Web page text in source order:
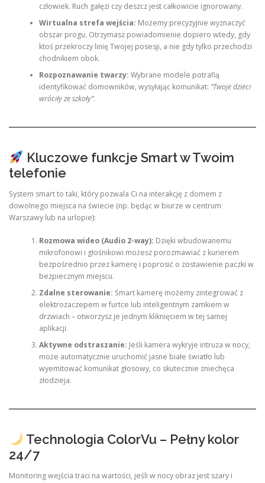
człowiek. Ruch gałęzi czy deszcz jest całkowicie ignorowany.
Wirtualna strefa wejścia: Możemy precyzyjnie wyznaczyć
obszar progu. Otrzymasz powiadomienie dopiero wtedy, gdy
ktoś przekroczy linię Twojej posesji, a nie gdy tylko przechodzi
chodnikiem obok.
Rozpoznawanie twarzy: Wybrane modele potrafią
identyfikować domowników, wysyłając komunikat: “Twoje dzieci
wróciły ze szkoły”.
Kluczowe funkcje Smart w Twoim
telefonie
System smart to taki, który pozwala Ci na interakcję z domem z
dowolnego miejsca na świecie (np. będąc w biurze w centrum
Warszawy lub na urlopie):
Rozmowa wideo (Audio 2-way): Dzięki wbudowanemu
mikrofonowi i głośnikowi możesz porozmawiać z kurierem
bezpośrednio przez kamerę i poprosić o zostawienie paczki w
bezpiecznym miejscu.
Zdalne sterowanie: Smart kamerę możemy zintegrować z
elektrozaczepem w furtce lub inteligentnym zamkiem w
drzwiach – otworzysz je jednym kliknięciem w tej samej
aplikacji.
Aktywne odstraszanie: Jeśli kamera wykryje intruza w nocy,
może automatycznie uruchomić jasne białe światło lub
wyemitować komunikat głosowy, co skutecznie zniechęca
złodzieja.
Technologia ColorVu – Pełny kolor
24/7
Monitoring wejścia traci na wartości, jeśli w nocy obraz jest szary i